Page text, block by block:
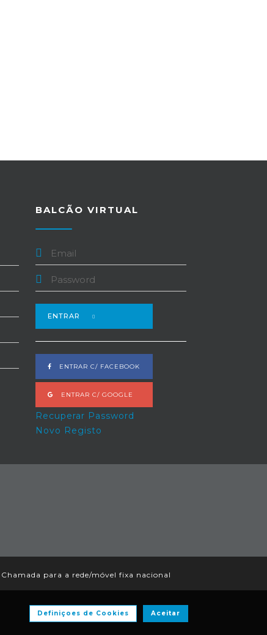
BALCÃO VIRTUAL
ENTRAR
ENTRAR C/ FACEBOOK
ENTRAR C/ GOOGLE
Recuperar Password
Novo Registo
Chamada para a rede/móvel fixa nacional
Aceitar
Definiçoes de Cookies